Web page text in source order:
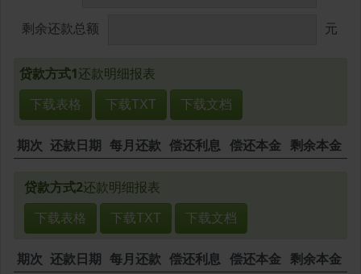
剩余还款总额 元
贷款方式1还款明细报表
下载表格 下载TXT 下载文档
期次 还款日期 每月还款 偿还利息 偿还本金 剩余本金
贷款方式2还款明细报表
下载表格 下载TXT 下载文档
期次 还款日期 每月还款 偿还利息 偿还本金 剩余本金